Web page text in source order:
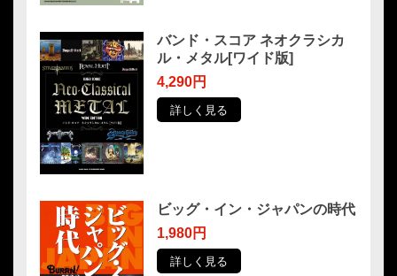
バンド・スコア ネオクラシカ
ル・メタル[ワイド版]
4,290円
詳しく見る
ビッグ・イン・ジャパンの時代
1,980円
詳しく見る